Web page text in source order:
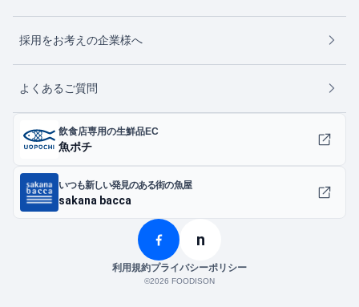
採用をお考えの企業様へ
よくあるご質問
飲食店専用の生鮮品EC
魚ポチ
いつも新しい発見のある街の魚屋
sakana bacca
n
利用規約プライバシーポリシー
©︎2026 FOODISON